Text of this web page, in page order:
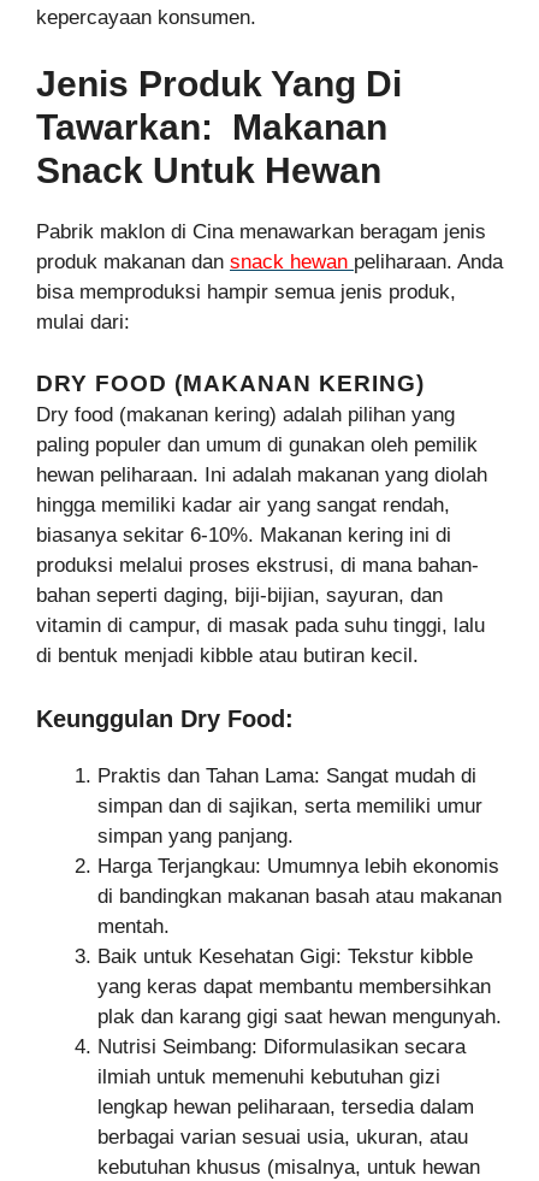
kepercayaan konsumen.
Jenis Produk Yang Di
Tawarkan: Makanan
Snack Untuk Hewan
Pabrik maklon di Cina menawarkan beragam jenis
produk makanan dan snack hewan peliharaan. Anda
bisa memproduksi hampir semua jenis produk,
mulai dari:
DRY FOOD (MAKANAN KERING)
Dry food (makanan kering) adalah pilihan yang
paling populer dan umum di gunakan oleh pemilik
hewan peliharaan. Ini adalah makanan yang diolah
hingga memiliki kadar air yang sangat rendah,
biasanya sekitar 6-10%. Makanan kering ini di
produksi melalui proses ekstrusi, di mana bahan-
bahan seperti daging, biji-bijian, sayuran, dan
vitamin di campur, di masak pada suhu tinggi, lalu
di bentuk menjadi kibble atau butiran kecil.
Keunggulan Dry Food:
Praktis dan Tahan Lama: Sangat mudah di
simpan dan di sajikan, serta memiliki umur
simpan yang panjang.
Harga Terjangkau: Umumnya lebih ekonomis
di bandingkan makanan basah atau makanan
mentah.
Baik untuk Kesehatan Gigi: Tekstur kibble
yang keras dapat membantu membersihkan
plak dan karang gigi saat hewan mengunyah.
Nutrisi Seimbang: Diformulasikan secara
ilmiah untuk memenuhi kebutuhan gizi
lengkap hewan peliharaan, tersedia dalam
berbagai varian sesuai usia, ukuran, atau
kebutuhan khusus (misalnya, untuk hewan